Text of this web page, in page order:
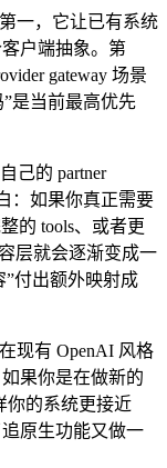
一，它让已有系统
户端抽象。第
gateway 场景
是当前最高优先
己的 partner
：如果你真正需要
的 tools、或者更
层就会逐渐变成一
付出额外映射成
现有 OpenAI 风格
果你是在做新的
你的系统更接近
原生功能又做一